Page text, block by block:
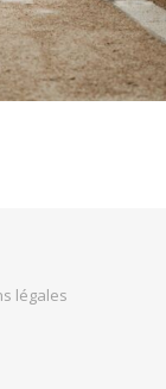
légales